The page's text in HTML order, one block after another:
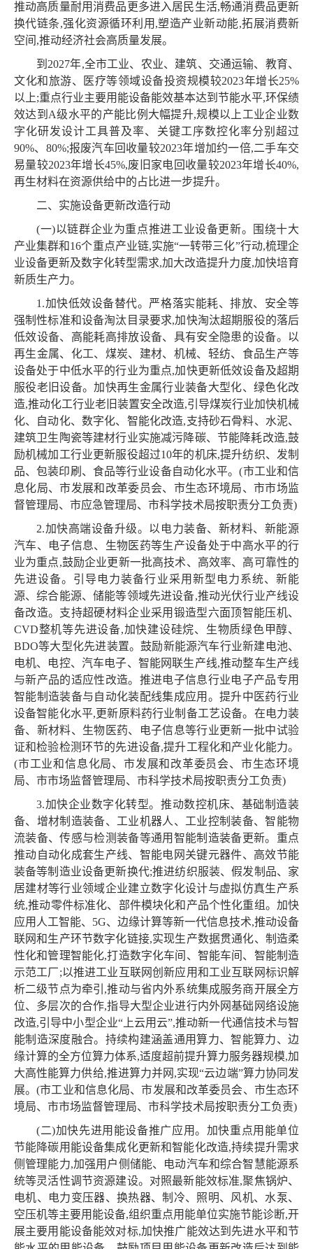
推动高质量耐用消费品更多进入居民生活,畅通消费品更新
换代链条,强化资源循环利用,塑造产业新动能,拓展消费新
空间,推动经济社会高质量发展。
到2027年,全市工业、农业、建筑、交通运输、教育、
文化和旅游、医疗等领域设备投资规模较2023年增长25%
以上;重点行业主要用能设备能效基本达到节能水平,环保绩
效达到A级水平的产能比例大幅提升,规模以上工业企业数
字化研发设计工具普及率、关键工序数控化率分别超过
90%、80%;报废汽车回收量较2023年增加约一倍,二手车交
易量较2023年增长45%,废旧家电回收量较2023年增长40%,
再生材料在资源供给中的占比进一步提升。
二、实施设备更新改造行动
(一)以链群企业为重点推进工业设备更新。围绕十大
产业集群和16个重点产业链,实施“一转带三化”行动,梳理企
业设备更新及数字化转型需求,加大改造提升力度,加快培育
新质生产力。
1.加快低效设备替代。严格落实能耗、排放、安全等
强制性标准和设备淘汰目录要求,加快淘汰超期服役的落后
低效设备、高能耗高排放设备、具有安全隐患的设备。以
再生金属、化工、煤炭、建材、机械、轻纺、食品生产等
设备处于中低水平的行业为重点,加快更新低效设备及超期
服役老旧设备。加快再生金属行业装备大型化、绿色化改
造,推动化工行业老旧装置安全改造,引导煤炭行业加快机械
化、自动化、数字化、智能化改造,支持砂石骨料、水泥、
建筑卫生陶瓷等建材行业实施减污降碳、节能降耗改造,鼓
励机械加工行业更新服役超过10年的机床,提升纺织、发制
品、包装印刷、食品等行业设备自动化水平。(市工业和信
息化局、市发展和改革委员会、市生态环境局、市市场监
督管理局、市应急管理局、市科学技术局按职责分工负责)
2.加快高端设备升级。以电力装备、新材料、新能源
汽车、电子信息、生物医药等生产设备处于中高水平的行
业为重点,鼓励企业更新一批高技术、高效率、高可靠性的
先进设备。引导电力装备行业采用新型电力系统、新能
源、综合能源、储能等领域先进设备,推动光伏行业产线设
备改造。支持超硬材料企业采用锻造型六面顶智能压机、
CVD整机等先进设备,加快建设硅烷、生物质绿色甲醇、
BDO等大型化先进装置。鼓励新能源汽车行业新建电池、
电机、电控、汽车电子、智能网联生产线,推动整车生产线
与新产品的适应性改造。推进电子信息行业电子产品专用
智能制造装备与自动化装配线集成应用。提升中医药行业
设备智能化水平,更新原料药行业制备工艺设备。在电力装
备、新材料、生物医药、电子信息等行业更新一批中试验
证和检验检测环节的先进设备,提升工程化和产业化能力。
(市工业和信息化局、市发展和改革委员会、市生态环境
局、市市场监督管理局、市科学技术局按职责分工负责)
3.加快企业数字化转型。推动数控机床、基础制造装
备、增材制造装备、工业机器人、工业控制装备、智能物
流装备、传感与检测装备等通用智能制造装备更新。重点
推动自动化成套生产线、智能电网关键元器件、高效节能
装备等制造业设备更新换代;推进纺织服装、假发制品、家
居建材等行业领域企业建立数字化设计与虚拟仿真生产系
统,推动零件标准化、部件模块化和产品个性化重组。加快
应用人工智能、5G、边缘计算等新一代信息技术,推动设备
联网和生产环节数字化链接,实现生产数据贯通化、制造柔
性化和管理智能化,打造数字化车间、智能车间、智能制造
示范工厂;以推进工业互联网创新应用和工业互联网标识解
析二级节点为牵引,推动与省内外系统集成服务商开展全方
位、多层次的合作,指导大型企业进行内外网基础网络设施
改造,引导中小型企业“上云用云”,推动新一代通信技术与智
能制造深度融合。持续构建涵盖通用算力、智能算力、边
缘计算的全方位算力体系,适度超前提升算力服务器规模,加
大高性能算力供给,推进算力并网,实现“云边端”算力协同发
展。(市工业和信息化局、市发展和改革委员会、市生态环
境局、市市场监督管理局、市科学技术局按职责分工负责)
(二)加快先进用能设备推广应用。加快重点用能单位
节能降碳用能设备集成化更新和智能化改造,持续提升需求
侧管理能力,加强用户侧储能、电动汽车和综合智慧能源系
统等灵活性调节资源建设。对照最新能效标准,聚焦锅炉、
电机、电力变压器、换热器、制冷、照明、风机、水泵、
空压机等主要用能设备,组织重点用能单位实施节能诊断,开
展主要用能设备能效对标,加快推广能效达到先进水平和节